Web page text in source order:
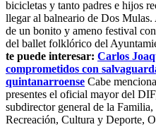
bicicletas y tanto padres e hijos
llegar al balneario de Dos
de un bonito y ameno festival
del ballet folklórico del
te puede interesar: Carlos
comprometidos con
quintanarroense Cabe
presentes el oficial mayor del
subdirector general de la
Recreación, Cultura y Deporte,